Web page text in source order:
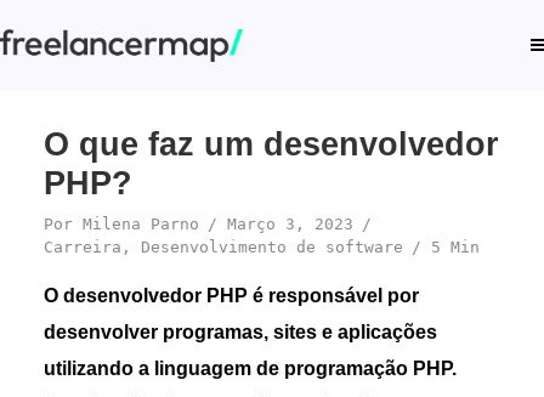
O que faz um desenvolvedor
PHP?
Por Milena Parno
Março 3, 2023
Carreira , Desenvolvimento de software 5 Min
O desenvolvedor PHP é responsável por
desenvolver programas, sites e aplicações
utilizando a linguagem de programação PHP.